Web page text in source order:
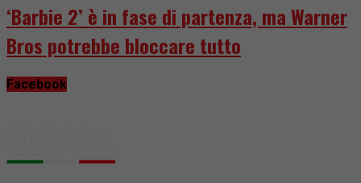
‘Barbie 2’ è in fase di partenza, ma Warner
Bros potrebbe bloccare tutto
Facebook